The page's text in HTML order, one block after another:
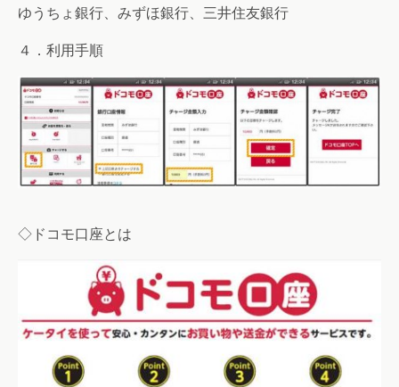
ゆうちょ銀行、みずほ銀行、三井住友銀行
４．利用手順
◇ドコモ口座とは